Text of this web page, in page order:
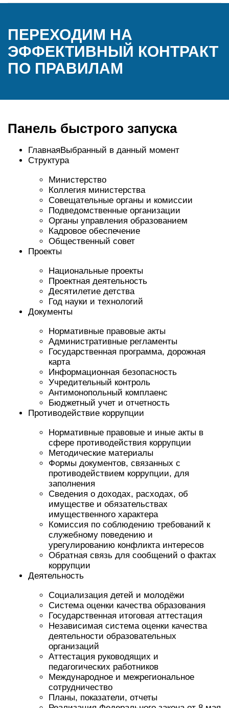
ПЕРЕХОДИМ НА
ЭФФЕКТИВНЫЙ КОНТРАКТ
ПО ПРАВИЛАМ
Панель быстрого запуска
ГлавнаяВыбранный в данный момент
Структура
Министерство
Коллегия министерства
Совещательные органы и комиссии
Подведомственные организации
Органы управления образованием
Кадровое обеспечение
Общественный совет
Проекты
Национальные проекты
Проектная деятельность
Десятилетие детства
Год науки и технологий
Документы
Нормативные правовые акты
Административные регламенты
Государственная программа, дорожная
карта
Информационная безопасность
Учредительный контроль
Антимонопольный комплаенс
Бюджетный учет и отчетность
Противодействие коррупции
Нормативные правовые и иные акты в
сфере противодействия коррупции
Методические материалы
Формы документов, связанных с
противодействием коррупции, для
заполнения
Сведения о доходах, расходах, об
имуществе и обязательствах
имущественного характера
Комиссия по соблюдению требований к
служебному поведению и
урегулированию конфликта интересов
Обратная связь для сообщений о фактах
коррупции
Деятельность
Социализация детей и молодёжи
Система оценки качества образования
Государственная итоговая аттестация
Независимая система оценки качества
деятельности образовательных
организаций
Аттестация руководящих и
педагогических работников
Международное и межрегиональное
сотрудничество
Планы, показатели, отчеты